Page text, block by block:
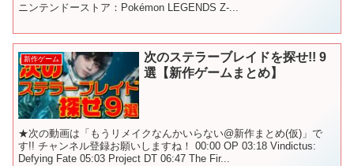
ニンテンドーストア：Pokémon LEGENDS Z-...
新作ゲーム
次のステラーブレイドを探せ!! 9
選【新作ゲームまとめ】
★次の動画は「もうリメイクなんかいらない@新作まとめ(仮)」で
す!! チャンネル登録お願いしますね！ 00:00 OP 03:18 Vindictus:
Defying Fate 05:03 Project DT 06:47 The Fir...